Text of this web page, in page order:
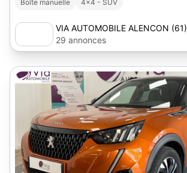
Boîte manuelle
4x4 - SUV
VIA AUTOMOBILE ALENCON (61)
29 annonces